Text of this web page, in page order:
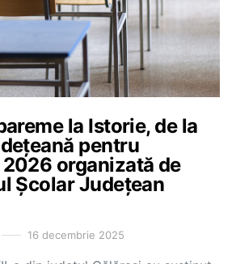
la Istorie, de la
pentru
organizată de
Școlar Județean
16 decembrie 2025